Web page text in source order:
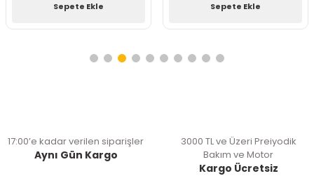
Sepete Ekle Sepete Ekle
17:00’e kadar verilen siparişler
Aynı Gün Kargo
3000 TL ve Üzeri Preiyodik
Bakım ve Motor
Kargo Ücretsiz